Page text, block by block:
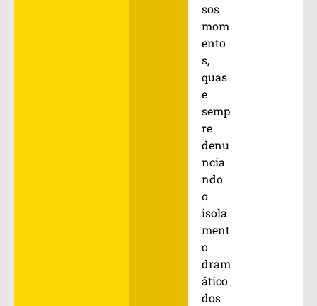
sos
mom
ento
s,
quas
e
semp
re
denu
ncia
ndo
o
isola
ment
o
dram
ático
dos